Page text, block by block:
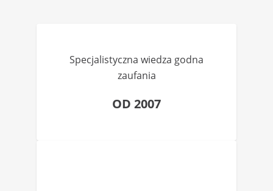
Specjalistyczna wiedza godna
zaufania
OD 2007